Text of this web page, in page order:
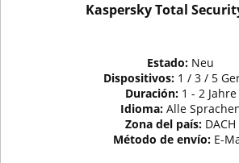
Kaspersky Total
Estado: Neu
Dispositivos: 1 / 3 / 5
Duración: 1 - 2 Jahre
Idioma: Alle
Zona del país: DACH
Método de envío: E-